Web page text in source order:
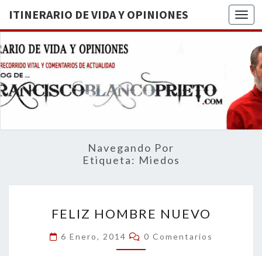
ITINERARIO DE VIDA Y OPINIONES
DE
BREVE
RECORRIDO
VITAL Y
ACTUALIDAD
Navegando Por
Etiqueta: Miedos
HOMBRE
NUEVO
FELIZ HOMBRE NUEVO
6 Enero, 2014 Comentarios
0 Comentarios